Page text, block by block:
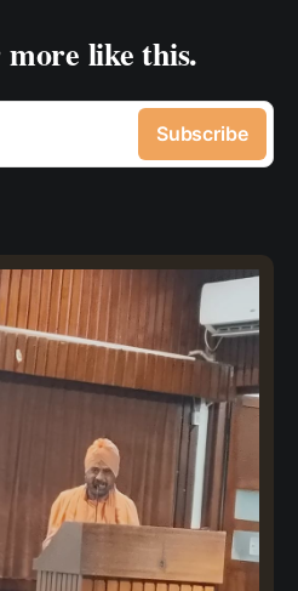
like this.
Subscribe